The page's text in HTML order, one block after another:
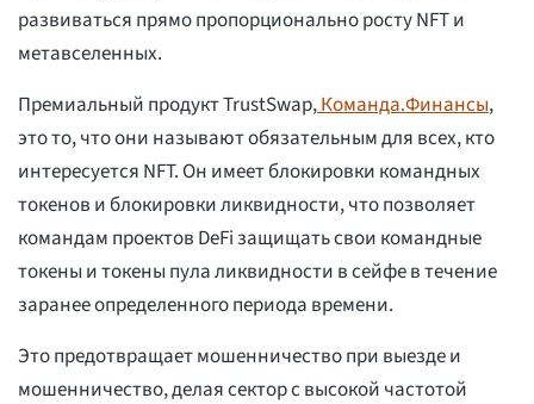
развиваться прямо пропорционально росту NFT и
метавселенных.
Премиальный продукт TrustSwap,Команда.Финансы,
это то, что они называют обязательным для всех, кто
интересуется NFT. Он имеет блокировки командных
токенов и блокировки ликвидности, что позволяет
командам проектов DeFi защищать свои командные
токены и токены пула ликвидности в сейфе в течение
заранее определенного периода времени.
Это предотвращает мошенничество при выезде и
мошенничество, делая сектор с высокой частотой